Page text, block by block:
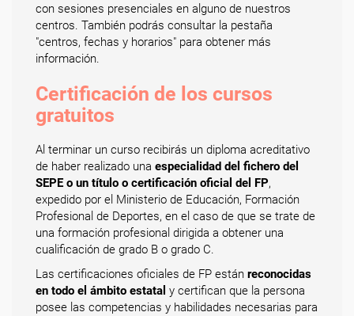
con sesiones presenciales en alguno de nuestros
centros. También podrás consultar la pestaña
"centros, fechas y horarios" para obtener más
información.
Certificación de los cursos
gratuitos
Al terminar un curso recibirás un diploma acreditativo
de haber realizado una especialidad del fichero del
SEPE o un título o certificación oficial del FP,
expedido por el Ministerio de Educación, Formación
Profesional de Deportes, en el caso de que se trate de
una formación profesional dirigida a obtener una
cualificación de grado B o grado C.
Las certificaciones oficiales de FP están reconocidas
en todo el ámbito estatal y certifican que la persona
posee las competencias y habilidades necesarias para